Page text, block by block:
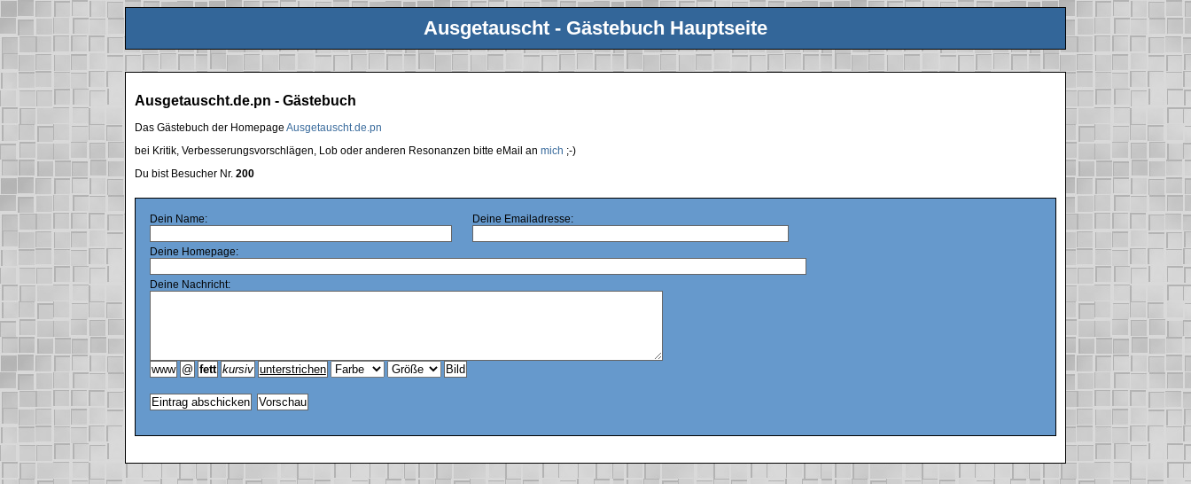
Ausgetauscht - Gästebuch Hauptseite
Ausgetauscht.de.pn - Gästebuch
Das Gästebuch der Homepage Ausgetauscht.de.pn
bei Kritik, Verbesserungsvorschlägen, Lob oder anderen Resonanzen bitte eMail an mich ;-)
Du bist Besucher Nr. 200
Dein Name: Deine Emailadresse:
Deine Homepage:
Deine Nachricht: